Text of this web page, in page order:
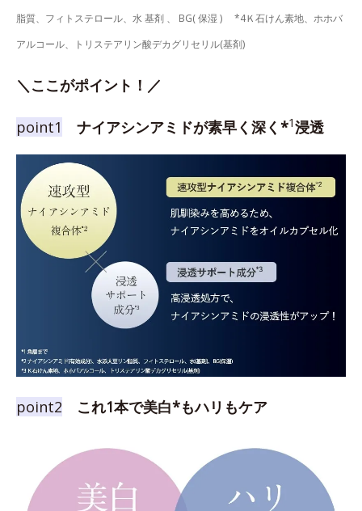
脂質、フィトステロール、水 基剤 、 BG( 保湿 ) *4Ｋ石けん素地、ホホバ
アルコール、トリステアリン酸デカグリセリル(基剤)
＼ここがポイント！／
point1 ナイアシンアミドが素早く深く*1浸透
point2 これ1本で美白*もハリもケア